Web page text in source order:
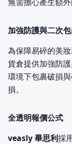
加強防護與二次
為保障易碎的美
貨倉提供加強防
環境下包裹破損
損。
全透明報價公式
veasly 畢思利採